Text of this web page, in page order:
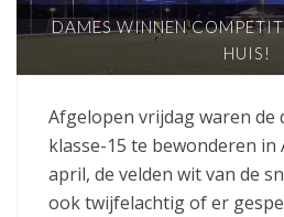
DAMES WINNEN
HUIS!
Afgelopen vrijdag waren de
klasse-15 te bewonderen in
april, de velden wit van de
ook twijfelachtig of er